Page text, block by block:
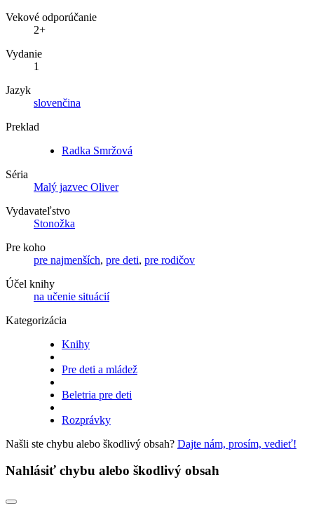
Vekové odporúčanie
2+
Vydanie
1
Jazyk
slovenčina
Preklad
Radka Smržová
Séria
Malý jazvec Oliver
Vydavateľstvo
Stonožka
Pre koho
pre najmenších, pre deti, pre rodičov
Účel knihy
na učenie situácií
Kategorizácia
Knihy
Pre deti a mládež
Beletria pre deti
Rozprávky
Našli ste chybu alebo škodlivý obsah? Dajte nám, prosím, vedieť!
Nahlásiť chybu alebo škodlivý obsah